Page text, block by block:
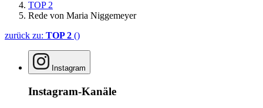
TOP 2
Rede von Maria Niggemeyer
zurück zu: TOP 2 ()
Instagram
Instagram-Kanäle